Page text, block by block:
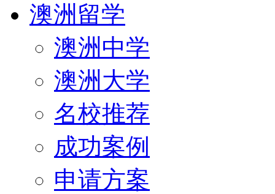
澳洲留学
澳洲中学
澳洲大学
名校推荐
成功案例
申请方案